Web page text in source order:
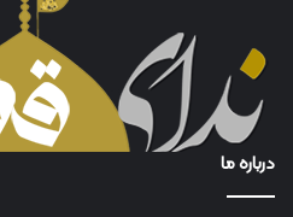
درباره ما